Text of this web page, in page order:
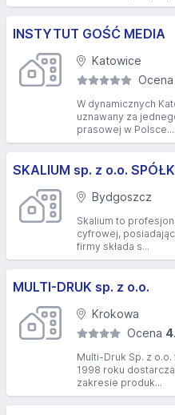
INSTYTUT GOŚĆ MEDIA
Katowice
Ocena
W dynamicznych
uznawany za
prasowej w Polsce....
SKALIUM sp. z o.o.
Bydgoszcz
Skalium to
cyfrowej,
firmy składa s...
MULTI-DRUK sp. z o.o.
Krokowa
Ocena
Multi-Druk Sp. z
1998 roku
zakresie produk...